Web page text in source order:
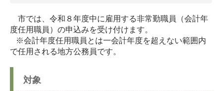
市では、令和８年度中に雇用する非常勤職員（会計年
度任用職員）の申込みを受け付けます。
※会計年度任用職員とは一会計年度を超えない範囲内
で任用される地方公務員です。
対象